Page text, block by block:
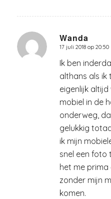
Wanda
zegt:
17 juli 2018 op 20:50
Ik ben
althans als ik
eigenlijk altijd
mobiel in de
onderweg,
gelukkig
ik mijn
snel een foto
het me
zonder mijn
komen.